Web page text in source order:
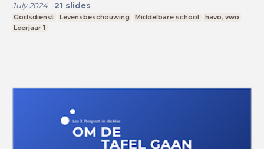
July 2024- 21 slides
Godsdienst Levensbeschouwing Middelbare school
havo, vwo
Leerjaar 1